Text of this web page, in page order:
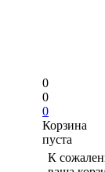
0
0
0
Корзина
пуста
К